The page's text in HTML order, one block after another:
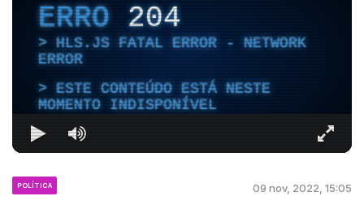
ERRO204
HLS.JS FATAL ERROR - NETWORK
ERROR
ESTE CONTEÚDO ESTÁ NESTE
MOMENTO INDISPONÍVEL
POLÍTICA 09 nov, 2022, 15:05